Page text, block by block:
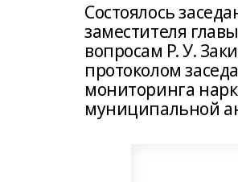
Состоялось
заместителя
вопросам Р. У.
протоколом
мониторинга
муниципальной